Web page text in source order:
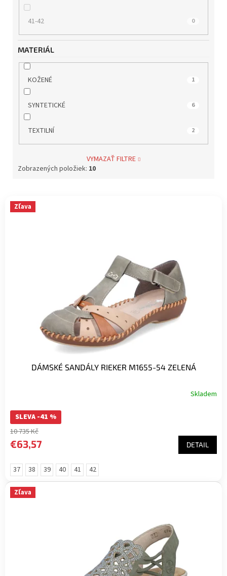
41-42 0
MATERIÁL
KOŽENÉ 1
SYNTETICKÉ 6
TEXTILNÍ 2
VYMAZAŤ FILTRE
Zobrazených položiek: 10
V Zľava
DÁMSKÉ SANDÁLY RIEKER M1655-54 ZELENÁ
Skladem
SLEVA -41 %
10 735 Kč
€63,57 DETAIL
37 38 39 40 41 42
Zľava